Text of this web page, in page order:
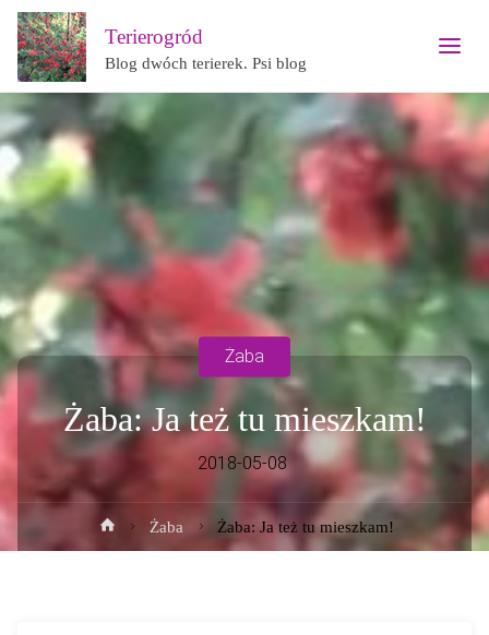
Terierogród
Blog dwóch terierek. Psi blog
Żaba: Ja też tu mieszkam!
2018-05-08
Żaba
Strona
główna
Żaba Żaba: Ja też tu mieszkam!